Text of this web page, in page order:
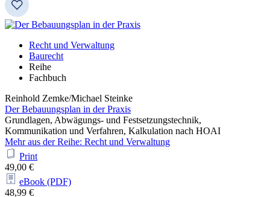
Recht und Verwaltung
Baurecht
Reihe
Fachbuch
Reinhold Zemke/Michael Steinke
Der Bebauungsplan in der Praxis
Grundlagen, Abwägungs- und Festsetzungstechnik,
Kommunikation und Verfahren, Kalkulation nach HOAI
Mehr aus der Reihe: Recht und Verwaltung
Print
49,00 €
eBook (PDF)
48,99 €